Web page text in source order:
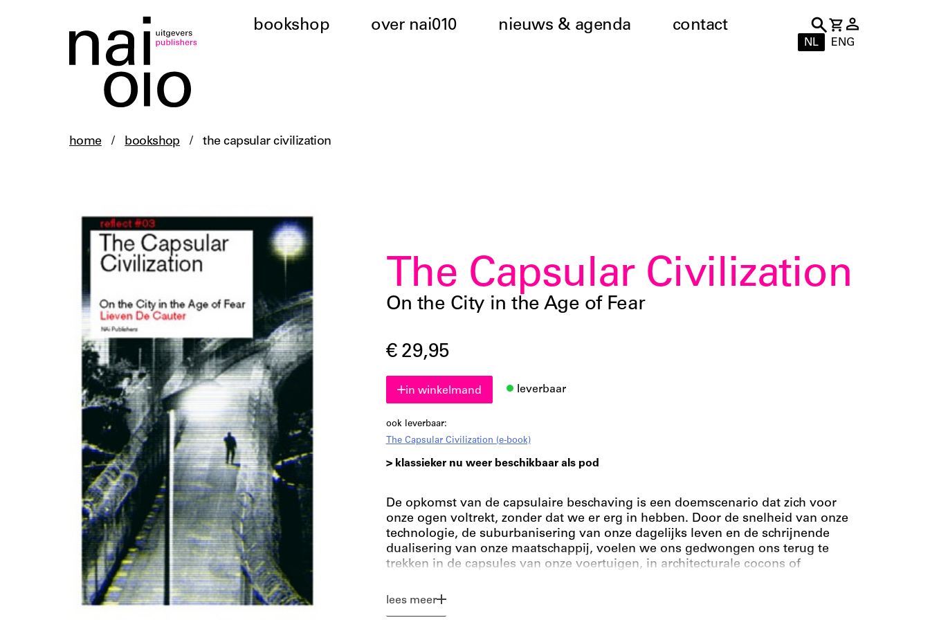
bookshop over nai010 nieuws & agenda contact
NL ENG
home / bookshop / the capsular civilization
The Capsular Civilization
On the City in the Age of Fear
€ 29,95
in winkelmand leverbaar
ook leverbaar:
The Capsular Civilization (e-book)
> klassieker nu weer beschikbaar als pod
De opkomst van de capsulaire beschaving is een doemscenario dat zich voor
onze ogen voltrekt, zonder dat we er erg in hebben. Door de snelheid van onze
technologie, de suburbanisering van onze dagelijks leven en de schrijnende
dualisering van onze maatschappij, voelen we ons gedwongen ons terug te
trekken in de capsules van onze voertuigen, in architecturale cocons of
september, de oorlog in Irak en de War on Terrorism, kan de architectuur
lees meer